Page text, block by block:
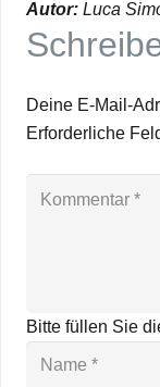
Autor: Luca
Deine E-Mail-
Erforderliche
Bitte füllen Sie